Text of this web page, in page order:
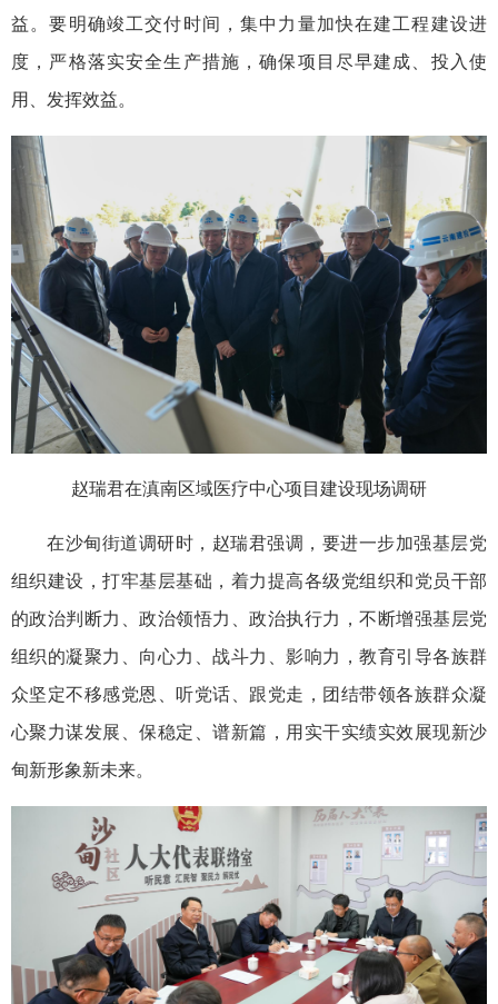
益。要明确竣工交付时间，集中力量加快在建工程建设进
度，严格落实安全生产措施，确保项目尽早建成、投入使
用、发挥效益。
赵瑞君在滇南区域医疗中心项目建设现场调研
在沙甸街道调研时，赵瑞君强调，要进一步加强基层党
组织建设，打牢基层基础，着力提高各级党组织和党员干部
的政治判断力、政治领悟力、政治执行力，不断增强基层党
组织的凝聚力、向心力、战斗力、影响力，教育引导各族群
众坚定不移感党恩、听党话、跟党走，团结带领各族群众凝
心聚力谋发展、保稳定、谱新篇，用实干实绩实效展现新沙
甸新形象新未来。